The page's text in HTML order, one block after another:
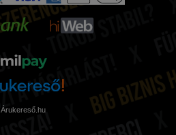
Árukereső.hu